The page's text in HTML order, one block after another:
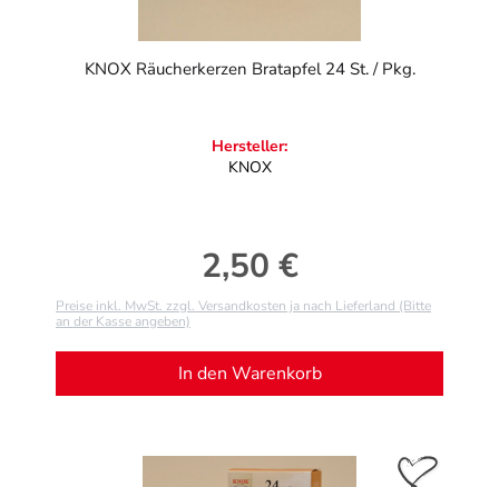
KNOX Räucherkerzen Bratapfel 24 St. / Pkg.
Hersteller:
KNOX
Regulärer Preis:
2,50 €
Preise inkl. MwSt. zzgl. Versandkosten ja nach Lieferland (Bitte
an der Kasse angeben)
In den Warenkorb